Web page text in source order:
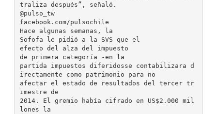
traliza después”, señaló.
@pulso_tw
facebook.com/pulsochile
Hace algunas semanas, la
Sofofa le pidió a la SVS que el
efecto del alza del impuesto
de primera categoría -en la
partida impuestos diferidosse contabilizara d
irectamente como patrimonio para no
afectar el estado de resultados del tercer tr
imestre de
2014. El gremio había cifrado en US$2.000 mil
lones la